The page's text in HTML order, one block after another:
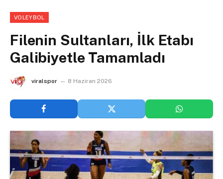
VOLEYBOL
Filenin Sultanları, İlk Etabı
Galibiyetle Tamamladı
viralspor 8 Haziran 2026